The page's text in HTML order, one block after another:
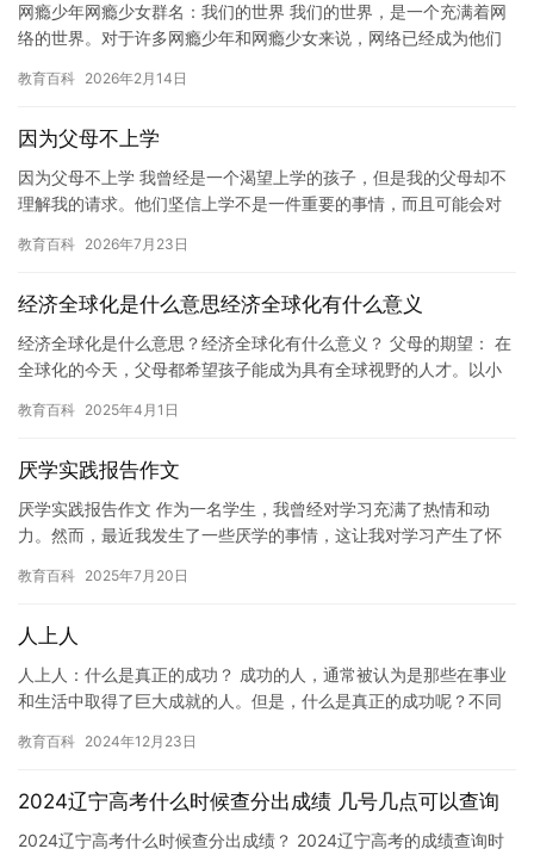
网瘾少年网瘾少女群名：我们的世界 我们的世界，是一个充满着网
络的世界。对于许多网瘾少年和网瘾少女来说，网络已经成为他们
上，沉…
教育百科 2026年2月14日
因为父母不上学
因为父母不上学 我曾经是一个渴望上学的孩子，但是我的父母却不
理解我的请求。他们坚信上学不是一件重要的事情，而且可能会对
到…
教育百科 2026年7月23日
经济全球化是什么意思经济全球化有什么意义
经济全球化是什么意思？经济全球化有什么意义？ 父母的期望： 在
全球化的今天，父母都希望孩子能成为具有全球视野的人才。以小
济…
教育百科 2025年4月1日
厌学实践报告作文
厌学实践报告作文 作为一名学生，我曾经对学习充满了热情和动
力。然而，最近我发生了一些厌学的事情，这让我对学习产生了怀
要认真…
教育百科 2025年7月20日
人上人
人上人：什么是真正的成功？ 成功的人，通常被认为是那些在事业
和生活中取得了巨大成就的人。但是，什么是真正的成功呢？不同
值…
教育百科 2024年12月23日
2024辽宁高考什么时候查分出成绩 几号几点可以查询
2024辽宁高考什么时候查分出成绩？ 2024辽宁高考的成绩查询时